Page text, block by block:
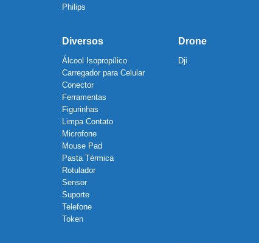
Philips
Diversos
Álcool Isopropílico
Carregador para Celular
Conector
Ferramentas
Figurinhas
Limpa Contato
Microfone
Mouse Pad
Pasta Térmica
Rotulador
Sensor
Suporte
Telefone
Token
Drone
Dji